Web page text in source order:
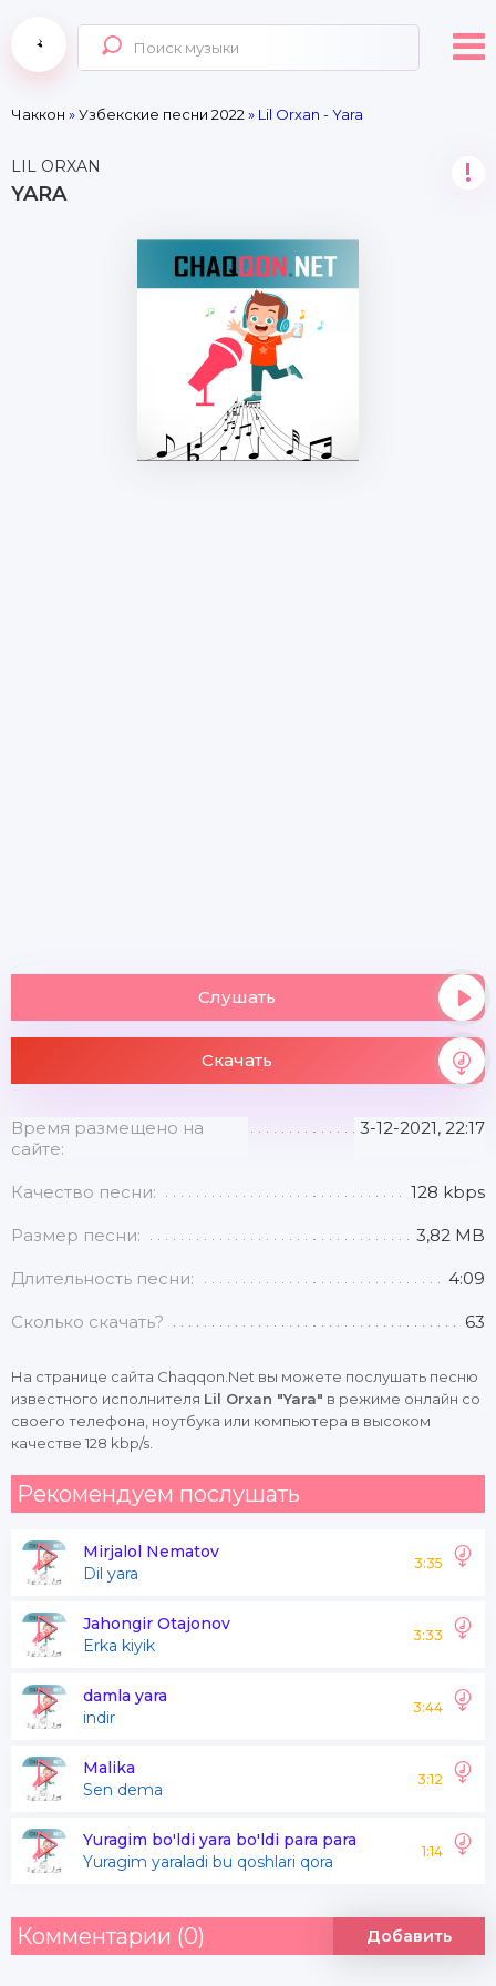
Чаккон »Узбекские песни 2022 » Lil Orxan - Yara
LIL ORXAN
YARA
!
Слушать
Скачать
Время размещено на
сайте:
3-12-2021, 22:17
Качество песни: 128 kbps
Размер песни: 3,82 MB
Длительность песни: 4:09
Сколько скачать? 63
На странице сайта Chaqqon.Net вы можете послушать песню
известного исполнителя Lil Orxan "Yara" в режиме онлайн со
своего телефона, ноутбука или компьютера в высоком
качестве 128 kbp/s.
Рекомендуем послушать
Mirjalol Nematov
Dil yara
3:35
Jahongir Otajonov
Erka kiyik
3:33
damla yara
indir
3:44
Malika
Sen dema
3:12
Yuragim bo'ldi yara bo'ldi para para
Yuragim yaraladi bu qoshlari qora
1:14
Комментарии (0) Добавить